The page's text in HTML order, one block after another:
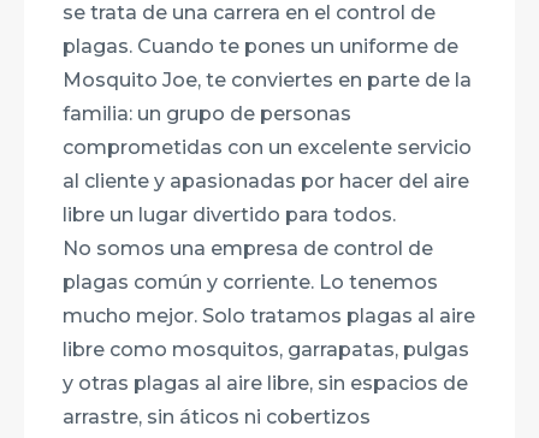
se trata de una carrera en el control de
plagas. Cuando te pones un uniforme de
Mosquito Joe, te conviertes en parte de la
familia: un grupo de personas
comprometidas con un excelente servicio
al cliente y apasionadas por hacer del aire
libre un lugar divertido para todos.
No somos una empresa de control de
plagas común y corriente. Lo tenemos
mucho mejor. Solo tratamos plagas al aire
libre como mosquitos, garrapatas, pulgas
y otras plagas al aire libre, sin espacios de
arrastre, sin áticos ni cobertizos